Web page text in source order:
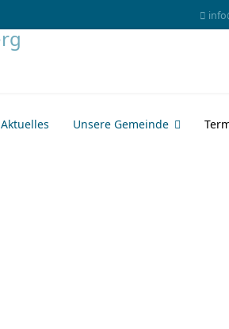
Aktuelles Unsere Gemeinde